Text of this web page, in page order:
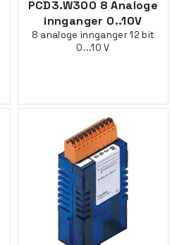
PCD3.W300 8 Analoge
innganger 0..10V
8 analoge innganger 12 bit
0...10 V